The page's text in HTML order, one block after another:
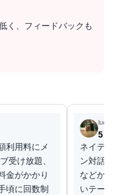
く、フィードバックも
利用料にメ
受け放題、
金がかかり
頃に回数制
lucy
5
ネイティ
ン対話
などから
いテーマ